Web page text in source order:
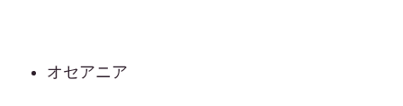
オセアニア